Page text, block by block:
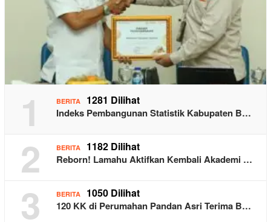
1 BERITA 1281 Dilihat
Indeks Pembangunan Statistik Kabupaten B…
2 BERITA 1182 Dilihat
Reborn! Lamahu Aktifkan Kembali Akademi …
3 BERITA 1050 Dilihat
120 KK di Perumahan Pandan Asri Terima B…